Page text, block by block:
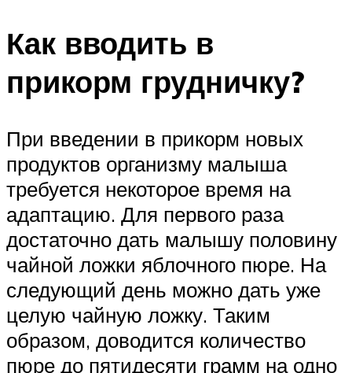
Как вводить в
прикорм грудничку?
При введении в прикорм новых
продуктов организму малыша
требуется некоторое время на
адаптацию. Для первого раза
достаточно дать малышу половину
чайной ложки яблочного пюре. На
следующий день можно дать уже
целую чайную ложку. Таким
образом, доводится количество
пюре до пятидесяти грамм на одно